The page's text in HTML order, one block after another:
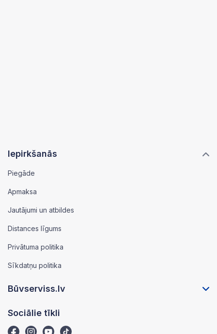
Iepirkšanās
Piegāde
Apmaksa
Jautājumi un atbildes
Distances līgums
Privātuma politika
Sīkdatņu politika
Būvserviss.lv
Sociālie tīkli